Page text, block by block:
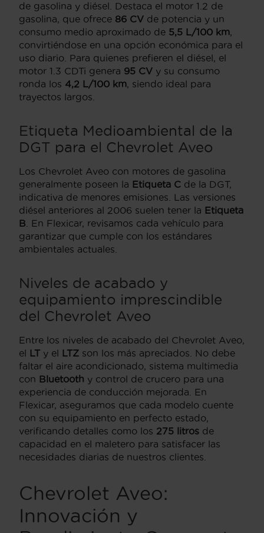
de gasolina y diésel. Destaca el motor 1.2 de
gasolina, que ofrece 86 CV de potencia y un
consumo medio aproximado de 5,5 L/100 km,
convirtiéndose en una opción económica para el
uso diario. Para quienes prefieren el diésel, el
motor 1.3 CDTi genera 95 CV y su consumo
ronda los 4,2 L/100 km, siendo ideal para
trayectos largos.
Etiqueta Medioambiental de la
DGT para el Chevrolet Aveo
Los Chevrolet Aveo con motores de gasolina
generalmente poseen la Etiqueta C de la DGT,
indicativa de menores emisiones. Las versiones
diésel anteriores al 2006 suelen tener la Etiqueta
B . En Flexicar, revisamos cada vehículo para
garantizar que cumple con los estándares
ambientales actuales.
Niveles de acabado y
equipamiento imprescindible
del Chevrolet Aveo
Entre los niveles de acabado del Chevrolet Aveo,
el LT y el LTZ son los más apreciados. No debe
faltar el aire acondicionado, sistema multimedia
con Bluetooth y control de crucero para una
experiencia de conducción mejorada. En
Flexicar, aseguramos que cada modelo cuente
con su equipamiento en perfecto estado,
verificando detalles como los 275 litros de
capacidad en el maletero para satisfacer las
necesidades diarias de nuestros clientes.
Chevrolet Aveo:
Innovación y